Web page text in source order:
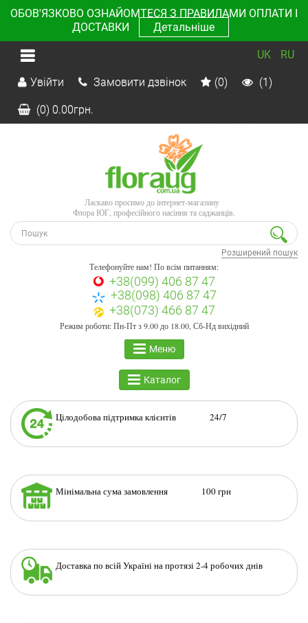
ОБОВ'ЯЗКОВО ОЗНАЙОМТЕСЯ З ПРАВИЛАМИ ОПЛАТИ І
ДОСТАВКИ
Детальніше
UK RU
Увійти Замовити дзвінок (0) (1)
(0) 0.00грн.
Ласкаво просимо до інтернет-магазину
Флора ЮГ, професійного насіння та саджанців.
Розширений пошук
Телефонуйте нам! По всім питанням:
+38(099) 406 87 47
+38(098) 406 87 47
+38(073) 466 87 47
Режим роботи: Пн-Пт з 9.00 до 18.00, Сб-Нд вихідний
Меню
Каталог
Цілодобова підтримка клієнтів 24/7
Мінімальна сума замовлення 100 грн
Доставка по всій Україні на протязі 2-4 робочих днів